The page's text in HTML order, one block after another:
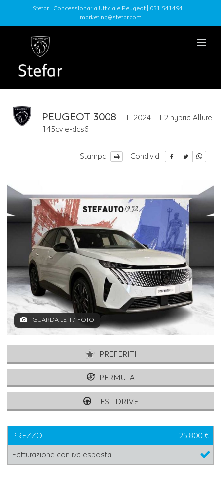
Stefar | Concessionaria Ufficiale Peugeot | 051 541494
marketing@stefar.com
PEUGEOT 3008
III 2024 - 1.2 hybrid Allure
145cv e-dcs6
Stampa Condividi
GUARDA LE 17 FOTO
PREFERITI
PERMUTA
TEST-DRIVE
PREZZO 25.800 €
Fatturazione con iva esposta